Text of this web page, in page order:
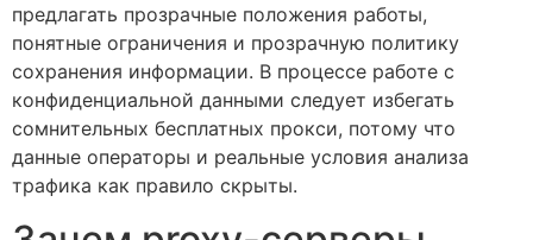
предлагать прозрачные положения работы,
понятные ограничения и прозрачную политику
сохранения информации. В процессе работе с
конфиденциальной данными следует избегать
сомнительных бесплатных прокси, потому что
данные операторы и реальные условия анализа
трафика как правило скрыты.